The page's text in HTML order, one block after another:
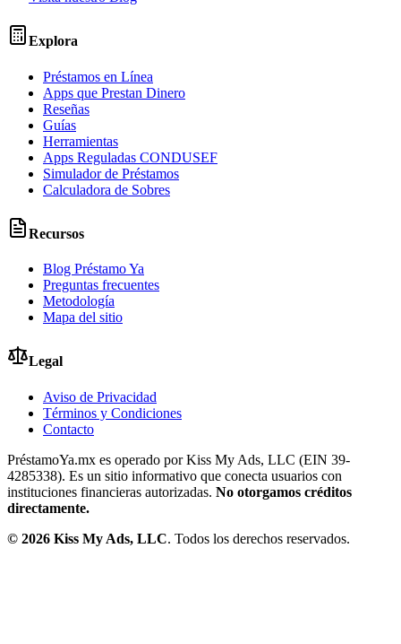
Explora
Préstamos en Línea
Apps que Prestan Dinero
Reseñas
Guías
Herramientas
Apps Reguladas CONDUSEF
Simulador de Préstamos
Calculadora de Sobres
Recursos
Blog Préstamo Ya
Preguntas frecuentes
Metodología
Mapa del sitio
Legal
Aviso de Privacidad
Términos y Condiciones
Contacto
PréstamoYa.mx es operado por Kiss My Ads, LLC (EIN 39-
4285338). Es un sitio informativo que conecta usuarios con
instituciones financieras autorizadas. No otorgamos créditos
directamente.
© 2026 Kiss My Ads, LLC. Todos los derechos reservados.